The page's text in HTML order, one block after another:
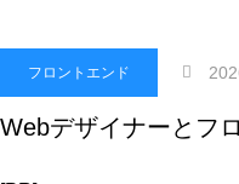
フロントエンド
Webデザイナーとフ